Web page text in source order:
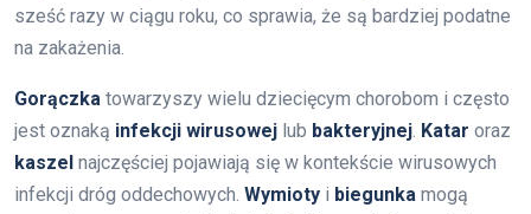
sześć razy w ciągu roku, co sprawia, że są bardziej podatne
na zakażenia.
Gorączka towarzyszy wielu dziecięcym chorobom i często
jest oznaką infekcji wirusowej lub bakteryjnej. Katar oraz
kaszel najczęściej pojawiają się w kontekście wirusowych
infekcji dróg oddechowych. Wymioty i biegunka mogą